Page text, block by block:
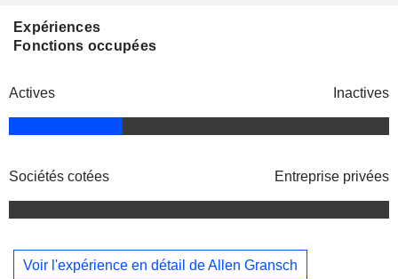
Expériences
Fonctions occupées
Actives Inactives
Sociétés cotées Entreprise privées
Voir l'expérience en détail de Allen Gransch